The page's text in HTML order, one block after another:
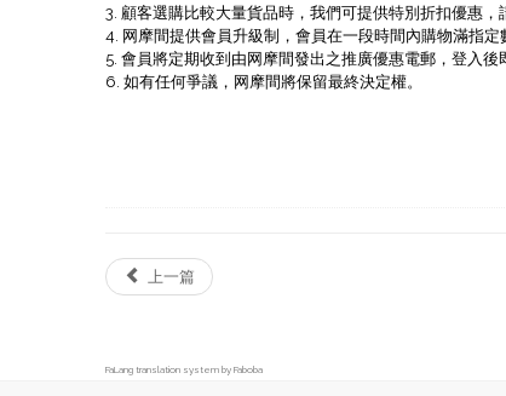
3. 顧客選購比較大量貨品時，我們可提供特別折扣優惠
4. 网摩間提供會員升級制，會員在一段時間內購物滿指定
5. 會員將定期收到由网摩間發出之推廣優惠電郵，登入後
6. 如有任何爭議，网摩間將保留最終決定權。
上一篇
FaLang translation system by Faboba